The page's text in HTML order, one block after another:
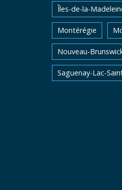
Îles-de-la-
Montérégie
Nouveau-
Saguenay-Lac-